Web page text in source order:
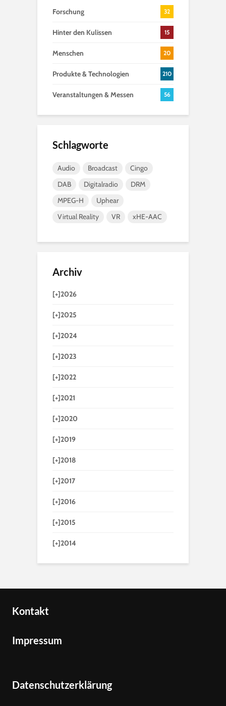
Forschung 32
Hinter den Kulissen 15
Menschen 20
Produkte & Technologien 210
Veranstaltungen & Messen 56
Schlagworte
Audio Broadcast
Cingo
DAB
Digitalradio
DRM
MPEG-H
Uphear
Virtual Reality
VR xHE-AAC
Archiv
[+]2026
[+]2025
[+]2024
[+]2023
[+]2022
[+]2021
[+]2020
[+]2019
[+]2018
[+]2017
[+]2016
[+]2015
[+]2014
Kontakt
Impressum
Datenschutzerklärung